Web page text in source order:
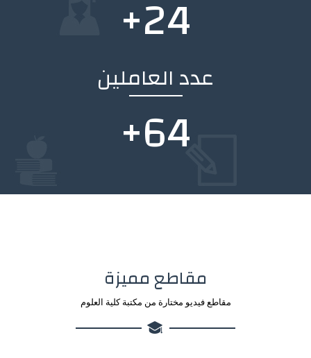
33
+
عدد العاملين
88
+
مقاطع مميزة
مقاطع فيديو مختارة من مكتبة كلية العلوم